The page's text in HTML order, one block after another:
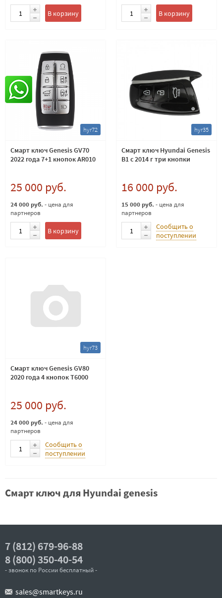
В корзину В корзину
hyr72
Смарт ключ Genesis GV70
2022 года 7+1 кнопок AR010
25 000 руб.
24 000 руб. - цена для
партнеров
В корзину
hyr35
Смарт ключ Hyundai Genesis
B1 с 2014 г три кнопки
16 000 руб.
15 000 руб. - цена для
партнеров
Сообщить о
поступлении
hyr73
Смарт ключ Genesis GV80
2020 года 4 кнопок T6000
25 000 руб.
24 000 руб. - цена для
партнеров
Сообщить о
поступлении
Смарт ключ для Hyundai genesis
7 (812) 679-96-88
8 (800) 350-40-54
- звонок по России бесплатный -
sales@smartkeys.ru